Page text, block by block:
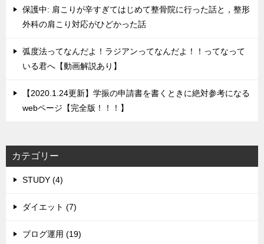
保護中: 肩こりが辛すぎてはじめて整骨院に行った話と，整形
外科の肩こり対応がひどかった話
弧度法ってなんだよ！ラジアンってなんだよ！！ってなって
いる君へ【動画解説あり】
【2020.1.24更新】学振の申請書を書くときに絶対参考になる
webページ【完全版！！！】
カテゴリー
STUDY (4)
ダイエット (7)
ブログ運用 (19)